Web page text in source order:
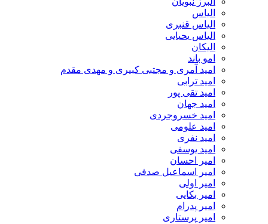
الیاس
الیاس قنبرى
الیاس یحیایی
الیکان
امو باند
امید آمری و مجتبی کبیری و مهدى مقدم
امید ترابی
امید تقی پور
امید جهان
امید خسروجردی
امید علومی
امید نفری
امید یوسفی
امیر احسان
امیر اسماعیل صدفی
امیر اولی
امیر بکایی
امیر پدرام
امیر پرستاری